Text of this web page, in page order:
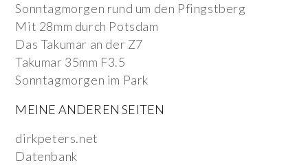
Sonntagmorgen rund um den Pfingstberg
Mit 28mm durch Potsdam
Das Takumar an der Z7
Takumar 35mm F3.5
Sonntagmorgen im Park
MEINE ANDEREN SEITEN
dirkpeters.net
Datenbank